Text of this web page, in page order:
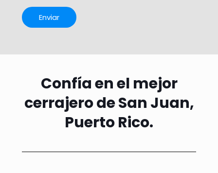
Confía en el mejor
cerrajero de San Juan,
Puerto Rico.